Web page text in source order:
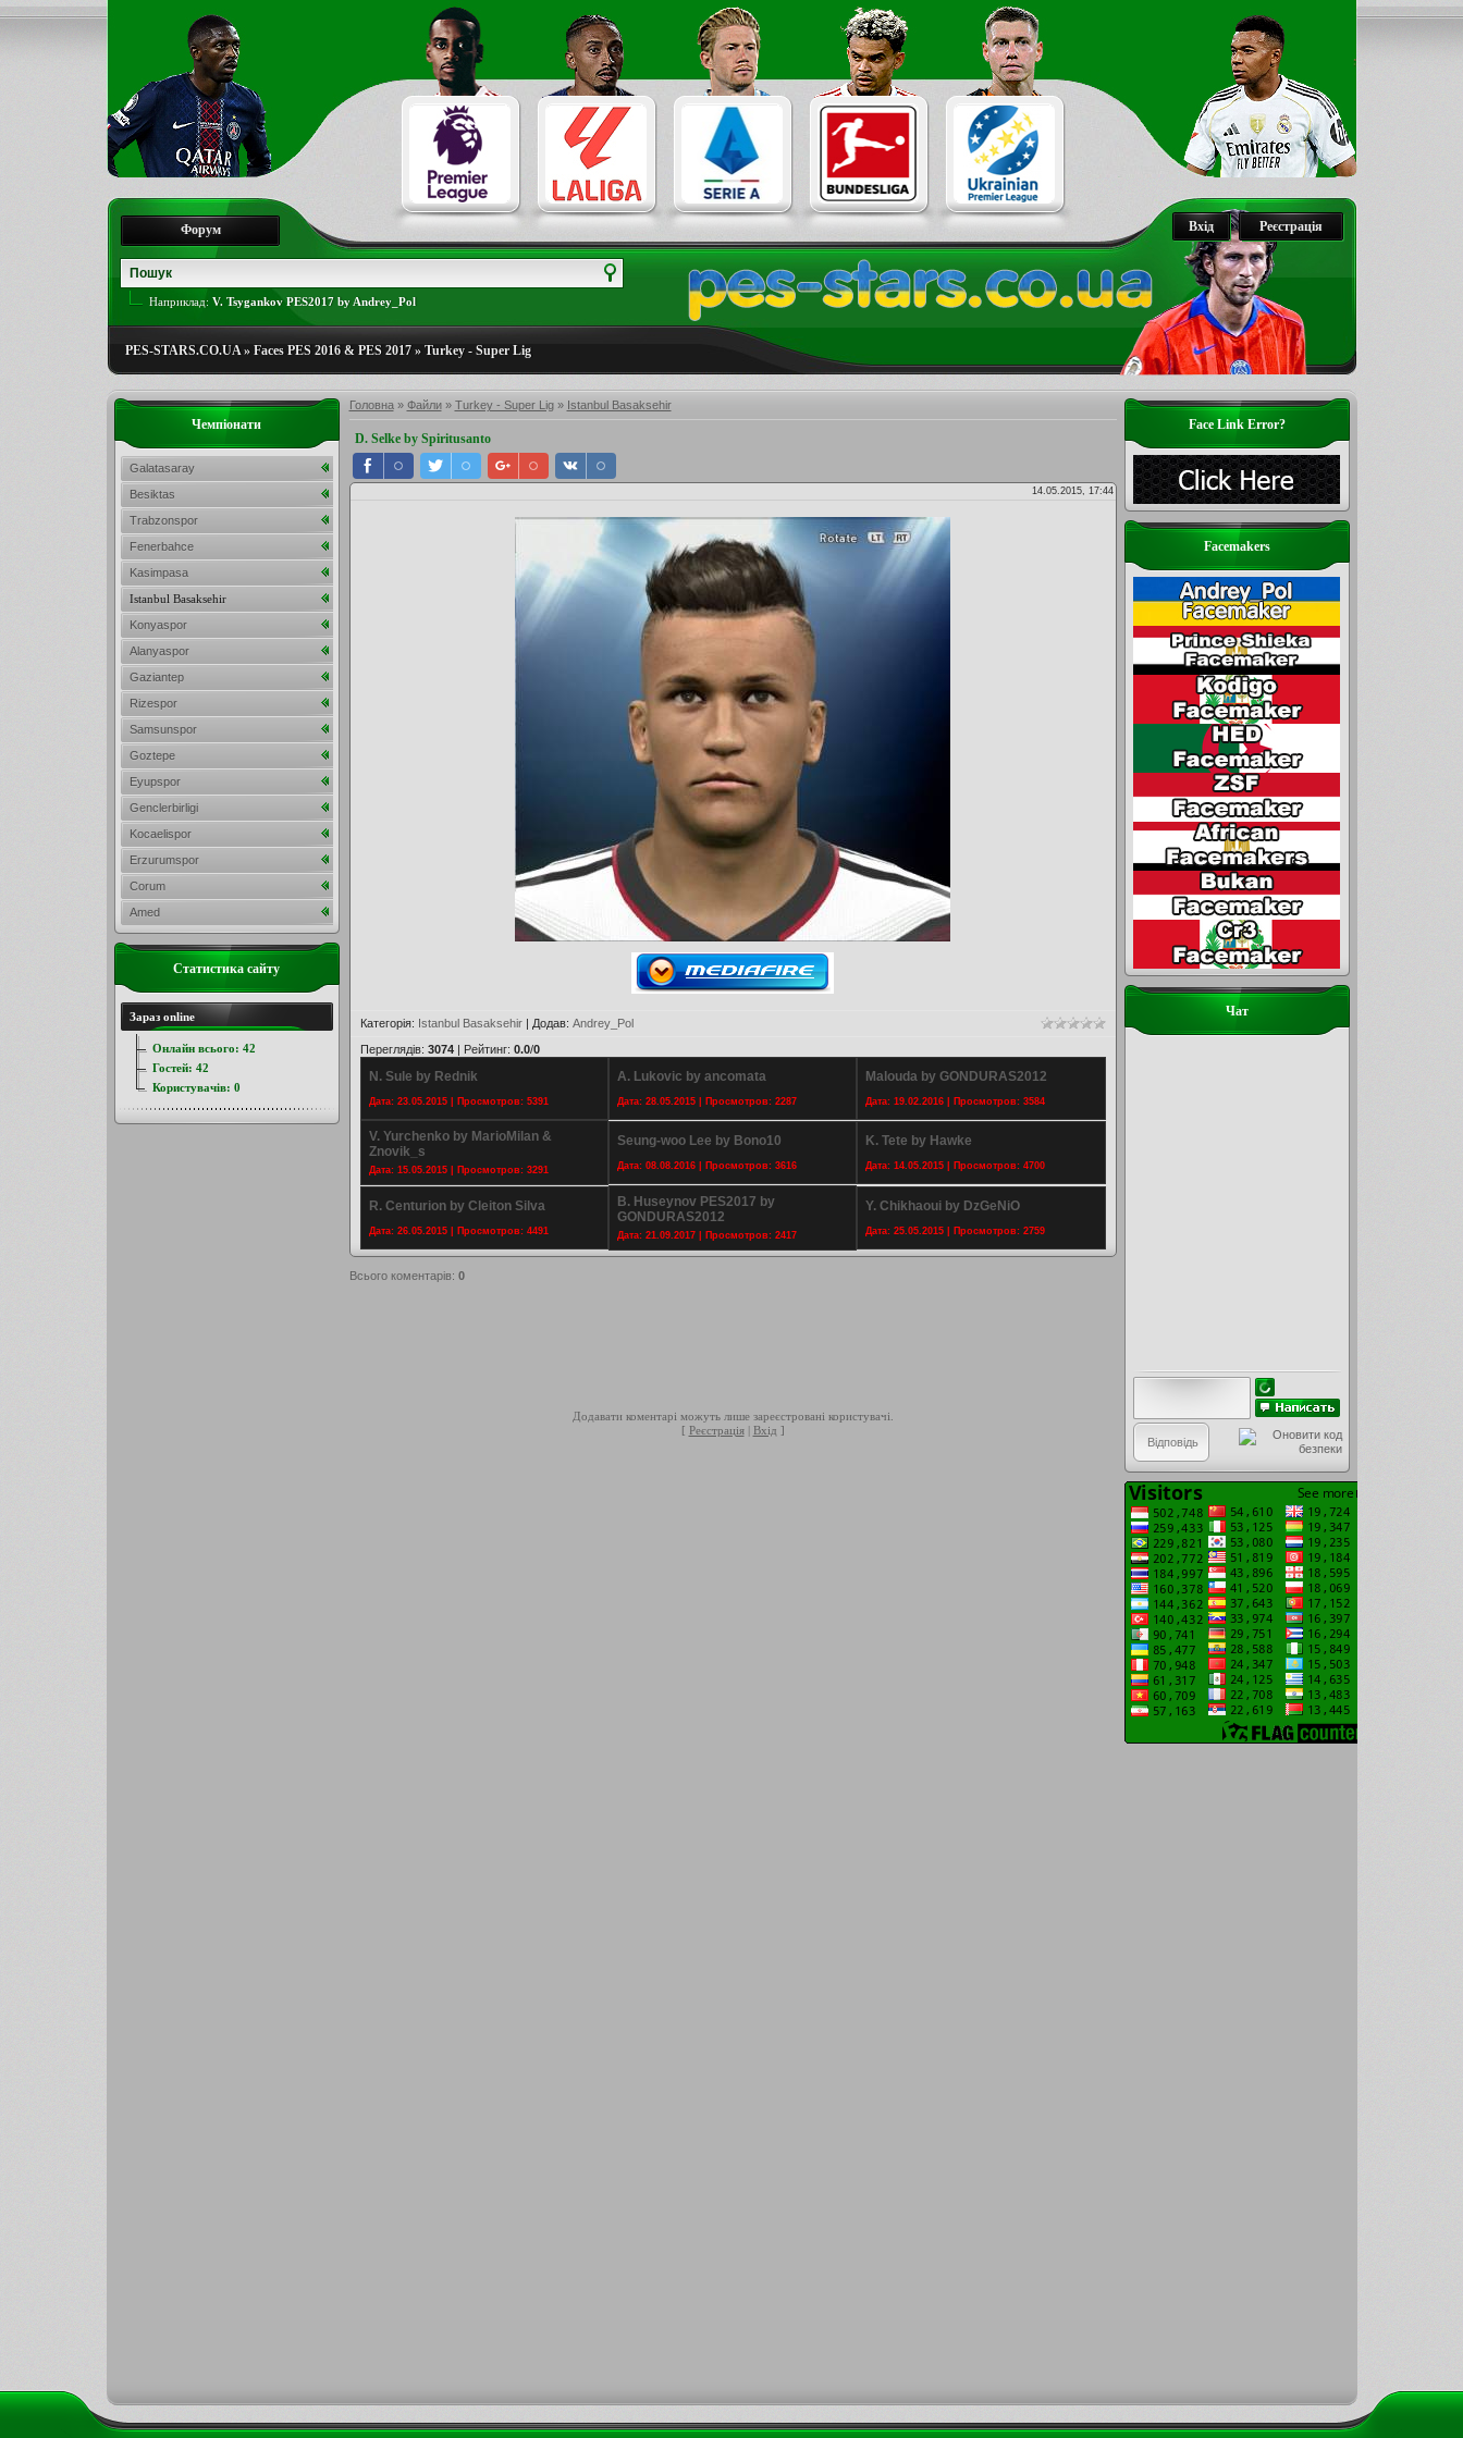
Реєстрація
Вхід
Форум
Наприклад: V. Tsygankov PES2017 by Andrey_Pol
PES-STARS.CO.UA» Faces PES 2016 & PES 2017» Turkey - Super Lig
Головна» Файли» Turkey - Super Lig» Istanbul Basaksehir
D. Selke by Spiritusanto
14.05.2015, 17:44
Категорія: Istanbul Basaksehir| Додав: Andrey_Pol
Переглядів: 3074| Рейтинг: 0.0/0
N. Sule by Rednik
Дата: 23.05.2015 | Просмотров: 5391
A. Lukovic by ancomata
Дата: 28.05.2015 | Просмотров: 2287
Malouda by GONDURAS2012
Дата: 19.02.2016 | Просмотров: 3584
V. Yurchenko by MarioMilan &
Znovik_s
Дата: 15.05.2015 | Просмотров: 3291
Seung-woo Lee by Bono10
Дата: 08.08.2016 | Просмотров: 3616
K. Tete by Hawke
Дата: 14.05.2015 | Просмотров: 4700
R. Centurion by Cleiton Silva
Дата: 26.05.2015 | Просмотров: 4491
B. Huseynov PES2017 by
GONDURAS2012
Дата: 21.09.2017 | Просмотров: 2417
Y. Chikhaoui by DzGeNiO
Дата: 25.05.2015 | Просмотров: 2759
Всього коментарів: 0
Додавати коментарі можуть лише зареєстровані користувачі.
[ Реєстрація| Вхід ]
Face Link Error?
Facemakers
Чат
Чемпіонати
Galatasaray
Besiktas
Trabzonspor
Fenerbahce
Kasimpasa
Istanbul Basaksehir
Konyaspor
Alanyaspor
Gaziantep
Rizespor
Samsunspor
Goztepe
Eyupspor
Genclerbirligi
Kocaelispor
Erzurumspor
Corum
Amed
Статистика сайту
Зараз online
Онлайн всього: 42
Гостей: 42
Користувачів: 0